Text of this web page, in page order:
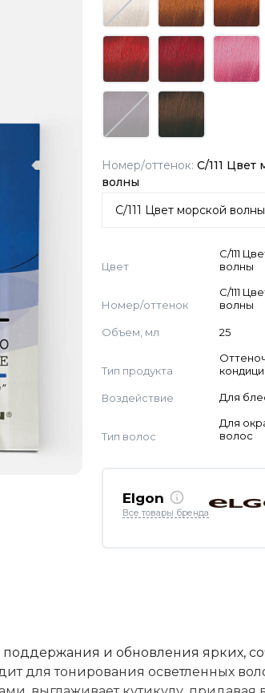
Номер/оттенок: С/111 Цвет
волны
Цвет
С/111
волны
Номер/оттенок
С/111
волны
Объем, мл 25
Тип продукта
Воздействие Для
Тип волос
Для
волос
Elgon
Все товары бренда
и обновления ярких,
для тонирования осветленных